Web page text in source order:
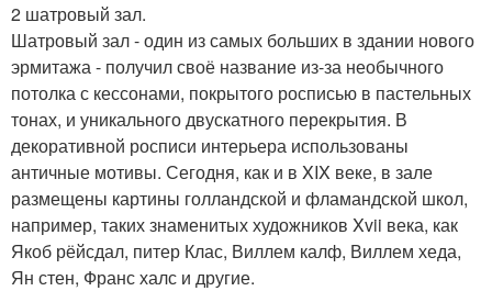
2 шатровый зал.
Шатровый зал - один из самых больших в здании нового
эрмитажа - получил своё название из-за необычного
потолка с кессонами, покрытого росписью в пастельных
тонах, и уникального двускатного перекрытия. В
декоративной росписи интерьера использованы
античные мотивы. Сегодня, как и в XIX веке, в зале
размещены картины голландской и фламандской школ,
например, таких знаменитых художников Xvii века, как
Якоб рёйсдал, питер Клас, Виллем калф, Виллем хеда,
Ян стен, Франс халс и другие.